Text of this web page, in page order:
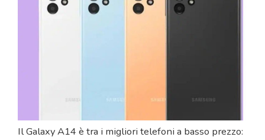
Il Galaxy A14 è tra i migliori telefoni a basso prezzo: